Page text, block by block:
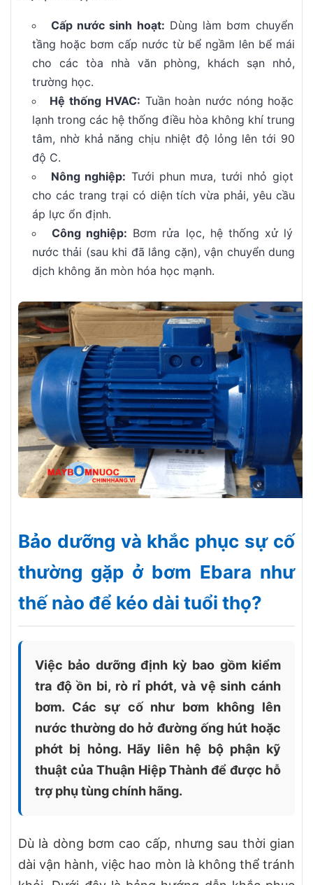
Cấp nước sinh hoạt: Dùng làm bơm chuyển
tầng hoặc bơm cấp nước từ bể ngầm lên bể mái
cho các tòa nhà văn phòng, khách sạn nhỏ,
trường học.
Hệ thống HVAC: Tuần hoàn nước nóng hoặc
lạnh trong các hệ thống điều hòa không khí trung
tâm, nhờ khả năng chịu nhiệt độ lỏng lên tới 90
độ C.
Nông nghiệp: Tưới phun mưa, tưới nhỏ giọt
cho các trang trại có diện tích vừa phải, yêu cầu
áp lực ổn định.
Công nghiệp: Bơm rửa lọc, hệ thống xử lý
nước thải (sau khi đã lắng cặn), vận chuyển dung
dịch không ăn mòn hóa học mạnh.
Bảo dưỡng và khắc phục sự cố
thường gặp ở bơm Ebara như
thế nào để kéo dài tuổi thọ?
Việc bảo dưỡng định kỳ bao gồm kiểm
tra độ ồn bi, rò rỉ phớt, và vệ sinh cánh
bơm. Các sự cố như bơm không lên
nước thường do hở đường ống hút hoặc
phớt bị hỏng. Hãy liên hệ bộ phận kỹ
thuật của Thuận Hiệp Thành để được hỗ
trợ phụ tùng chính hãng.
Dù là dòng bơm cao cấp, nhưng sau thời gian
dài vận hành, việc hao mòn là không thể tránh